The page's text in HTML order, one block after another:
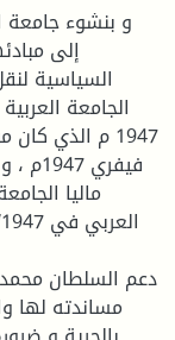
إلى
السياسية
1947 م الذي
ماليا
دعم السلطان محمد